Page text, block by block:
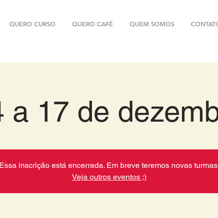
QUERO CURSO QUERO CAFÉ QUEM SOMOS
a 17 de
inscrição está encerrada. Em breve teremos novas
Veja outros eventos ;)